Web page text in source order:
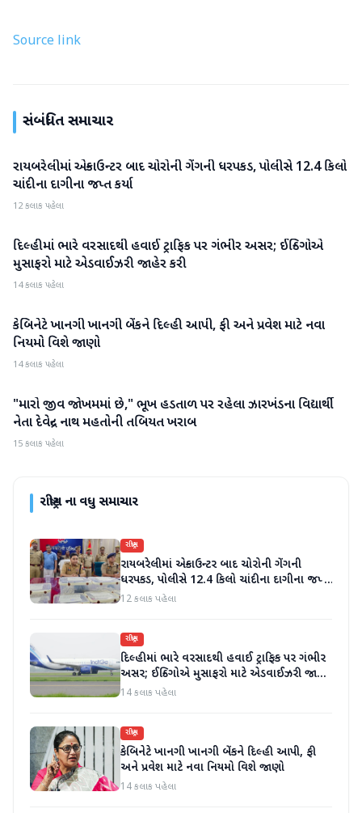
Source link
સંબંધિત સમાચાર
રાષ્ટ્રીય
રાયબરેલીમાં એન્કાઉન્ટર બાદ ચોરોની ગેંગની ધરપકડ, પોલીસે 12.4 કિલો
ચાંદીના દાગીના જપ્ત કર્યા
12 કલાક પહેલા
રાષ્ટ્રીય
દિલ્હીમાં ભારે વરસાદથી હવાઈ ટ્રાફિક પર ગંભીર અસર; ઈન્ડિગોએ
મુસાફરો માટે એડવાઈઝરી જાહેર કરી
14 કલાક પહેલા
રાષ્ટ્રીય
કેબિનેટે ખાનગી ખાનગી બેંકને દિલ્હી આપી, ફી અને પ્રવેશ માટે નવા
નિયમો વિશે જાણો
14 કલાક પહેલા
રાષ્ટ્રીય
"મારો જીવ જોખમમાં છે," ભૂખ હડતાળ પર રહેલા ઝારખંડના વિદ્યાર્થી
નેતા દેવેન્દ્ર નાથ મહતોની તબિયત ખરાબ
15 કલાક પહેલા
રાષ્ટ્રીયના વધુ સમાચાર
રાષ્ટ્રીય
રાયબરેલીમાં એન્કાઉન્ટર બાદ ચોરોની ગેંગની
ધરપકડ, પોલીસે 12.4 કિલો ચાંદીના દાગીના જપ્ત
કર્યા
12 કલાક પહેલા
રાષ્ટ્રીય
દિલ્હીમાં ભારે વરસાદથી હવાઈ ટ્રાફિક પર ગંભીર
અસર; ઈન્ડિગોએ મુસાફરો માટે એડવાઈઝરી જાહેર
કરી
14 કલાક પહેલા
રાષ્ટ્રીય
કેબિનેટે ખાનગી ખાનગી બેંકને દિલ્હી આપી, ફી
અને પ્રવેશ માટે નવા નિયમો વિશે જાણો
14 કલાક પહેલા